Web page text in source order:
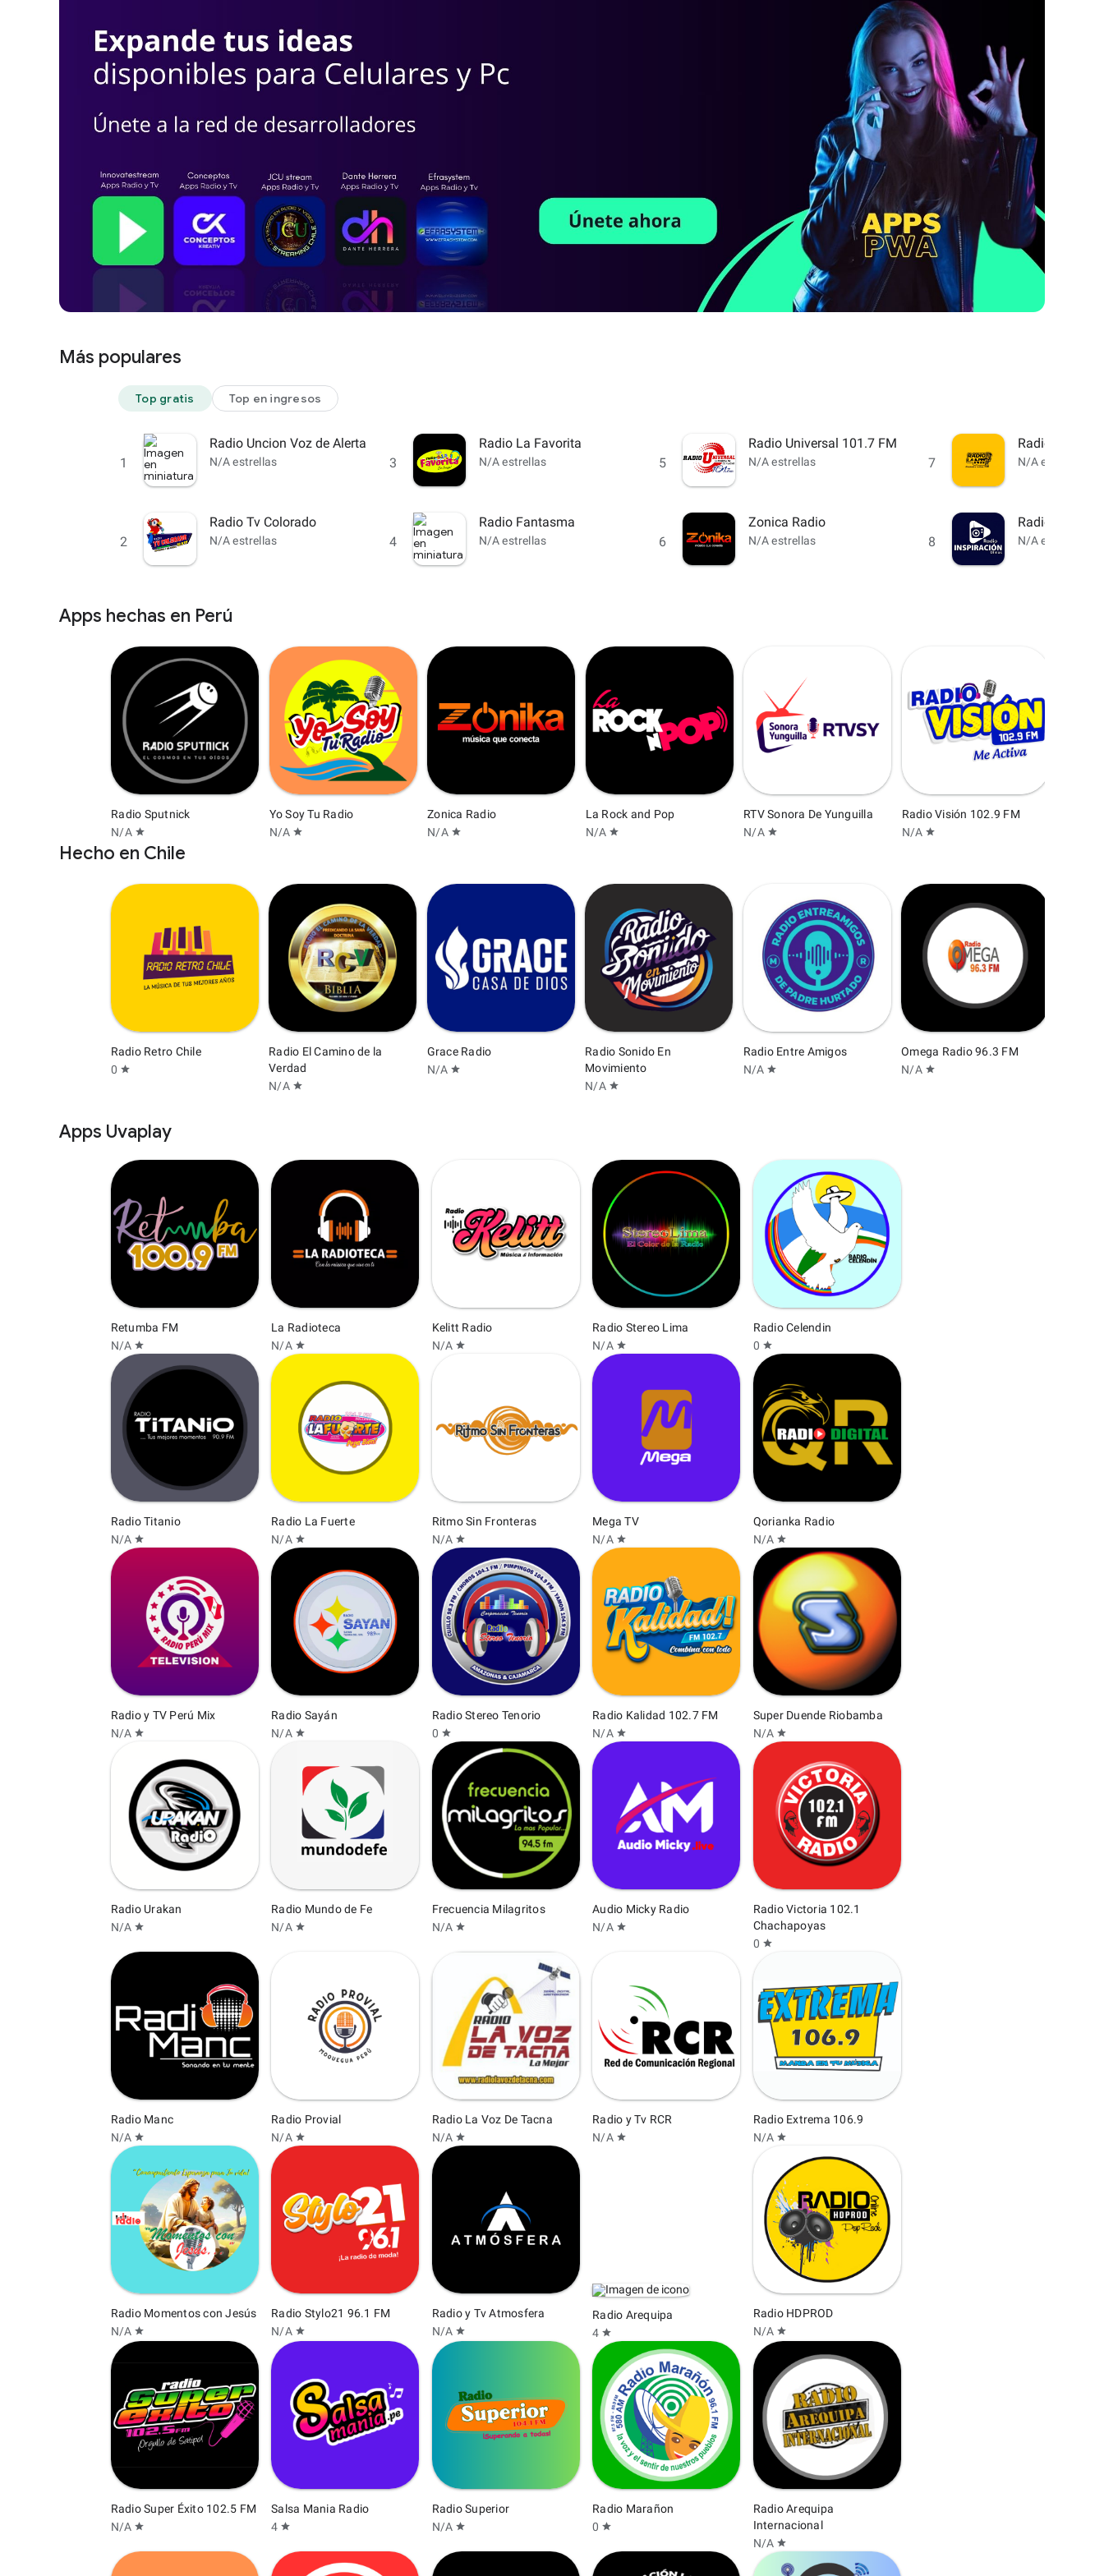
Más populares
Top gratis Top en ingresos
1
Radio Uncion Voz de Alerta
N/A estrellas
2
Radio Tv Colorado
N/A estrellas
3
Radio La Favorita
N/A estrellas
4
Radio Fantasma
N/A estrellas
5
Radio Universal 101.7 FM
N/A estrellas
6
Zonica Radio
N/A estrellas
7
Radio La N11
N/A estrellas
8
Radio
N/A estrellas
Apps hechas en Perú
Radio Sputnick
N/A star
Yo Soy Tu Radio
N/A star
Zonica Radio
N/A star
La Rock and Pop
N/A star
RTV Sonora De Yunguilla
N/A star
Radio Visión 102.9 FM
N/A star
Hecho en Chile
Radio Retro Chile
0 star
Radio El Camino de la
Verdad
N/A star
Grace Radio
N/A star
Radio Sonido En
Movimiento
N/A star
Radio Entre Amigos
N/A star
Omega Radio 96.3 FM
N/A star
Apps Uvaplay
Retumba FM
N/A star
La Radioteca
N/A star
Kelitt Radio
N/A star
Radio Stereo Lima
N/A star
Radio Celendin
0 star
Radio Titanio
N/A star
Radio La Fuerte
N/A star
Ritmo Sin Fronteras
N/A star
Mega TV
N/A star
Qorianka Radio
N/A star
Radio y TV Perú Mix
N/A star
Radio Sayán
N/A star
Radio Stereo Tenorio
0 star
Radio Kalidad 102.7 FM
N/A star
Super Duende Riobamba
N/A star
Radio Urakan
N/A star
Radio Mundo de Fe
N/A star
Frecuencia Milagritos
N/A star
Audio Micky Radio
N/A star
Radio Victoria 102.1
Chachapoyas
0 star
Radio Manc
N/A star
Radio Provial
N/A star
Radio La Voz De Tacna
N/A star
Radio y Tv RCR
N/A star
Radio Extrema 106.9
N/A star
Radio Momentos con Jesús
N/A star
Radio Stylo21 96.1 FM
N/A star
Radio y Tv Atmosfera
N/A star
Radio Arequipa
4 star
Radio HDPROD
N/A star
Radio Super Éxito 102.5 FM
N/A star
Salsa Mania Radio
4 star
Radio Superior
N/A star
Radio Marañon
0 star
Radio Arequipa
Internacional
N/A star